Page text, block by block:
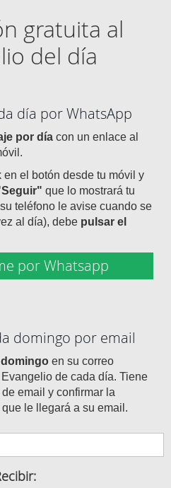
gratuita al
del día
día por WhatsApp
por día con un enlace al
el botón desde tu móvil y
que lo mostrará tu
teléfono le avise cuando se
al día), debe pulsar el
por Whatsapp
domingo por email
en su correo
de cada día. Tiene
email y confirmar la
le llegará a su email.